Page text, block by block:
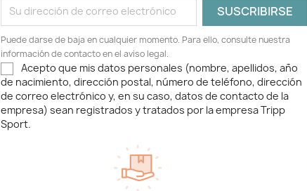
Puede darse de baja en cualquier momento. Para ello, consulte nuestra
información de contacto en el aviso legal.
Acepto que mis datos personales (nombre, apellidos, año
de nacimiento, dirección postal, número de teléfono, dirección
de correo electrónico y, en su caso, datos de contacto de la
empresa) sean registrados y tratados por la empresa Tripp
Sport.